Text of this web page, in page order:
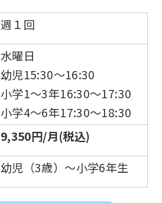
週１回
水曜日
幼児15:30〜16:30
小学1～3年16:30〜17:30
小学4〜6年17:30〜18:30
9,350円/月(税込)
幼児（3歳）～小学6年生